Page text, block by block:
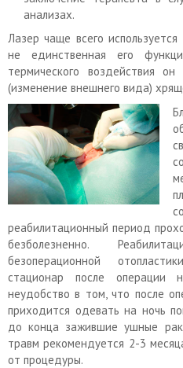
анализах.
Лазер чаще всего
не единственная его
термического воздействия
(изменение внешнего вида)
реабилитационный период
безболезненно.
безоперационной
стационар после операции
неудобство в том, что после
приходится одевать на ночь
до конца зажившие ушные
травм рекомендуется 2-3
от процедуры.